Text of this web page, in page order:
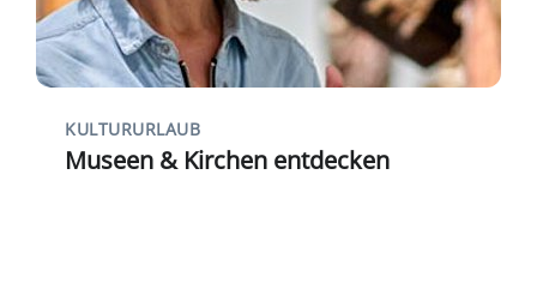
KULTURURLAUB
Museen & Kirchen entdecken